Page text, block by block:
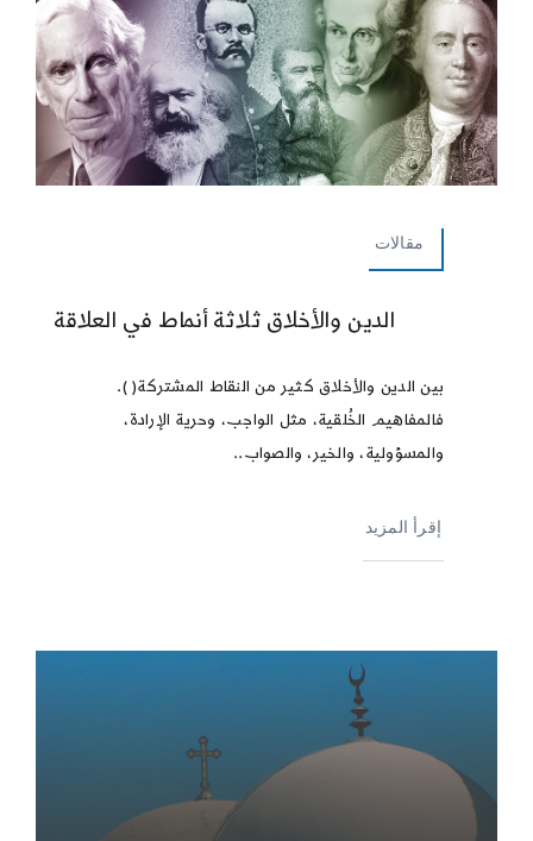
مقالات
الدين والأخلاق ثلاثة أنماط في العلاقة
بين الدين والأخلاق كثير من النقاط المشتركة( ).
فالمفاهيم الخُلقية، مثل الواجب، وحرية الإرادة،
والمسؤولية، والخير، والصواب..
إقرأ المزيد